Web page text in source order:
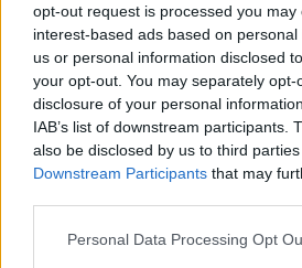
opt-out request is processed you may
interest-based ads based on
us or personal information disclosed
your opt-out. You may separately
disclosure of your personal
IAB’s list of downstream participants.
also be disclosed by us to third
Downstream Participants that may
Personal Data Processing Opt
KOMMENTTIA